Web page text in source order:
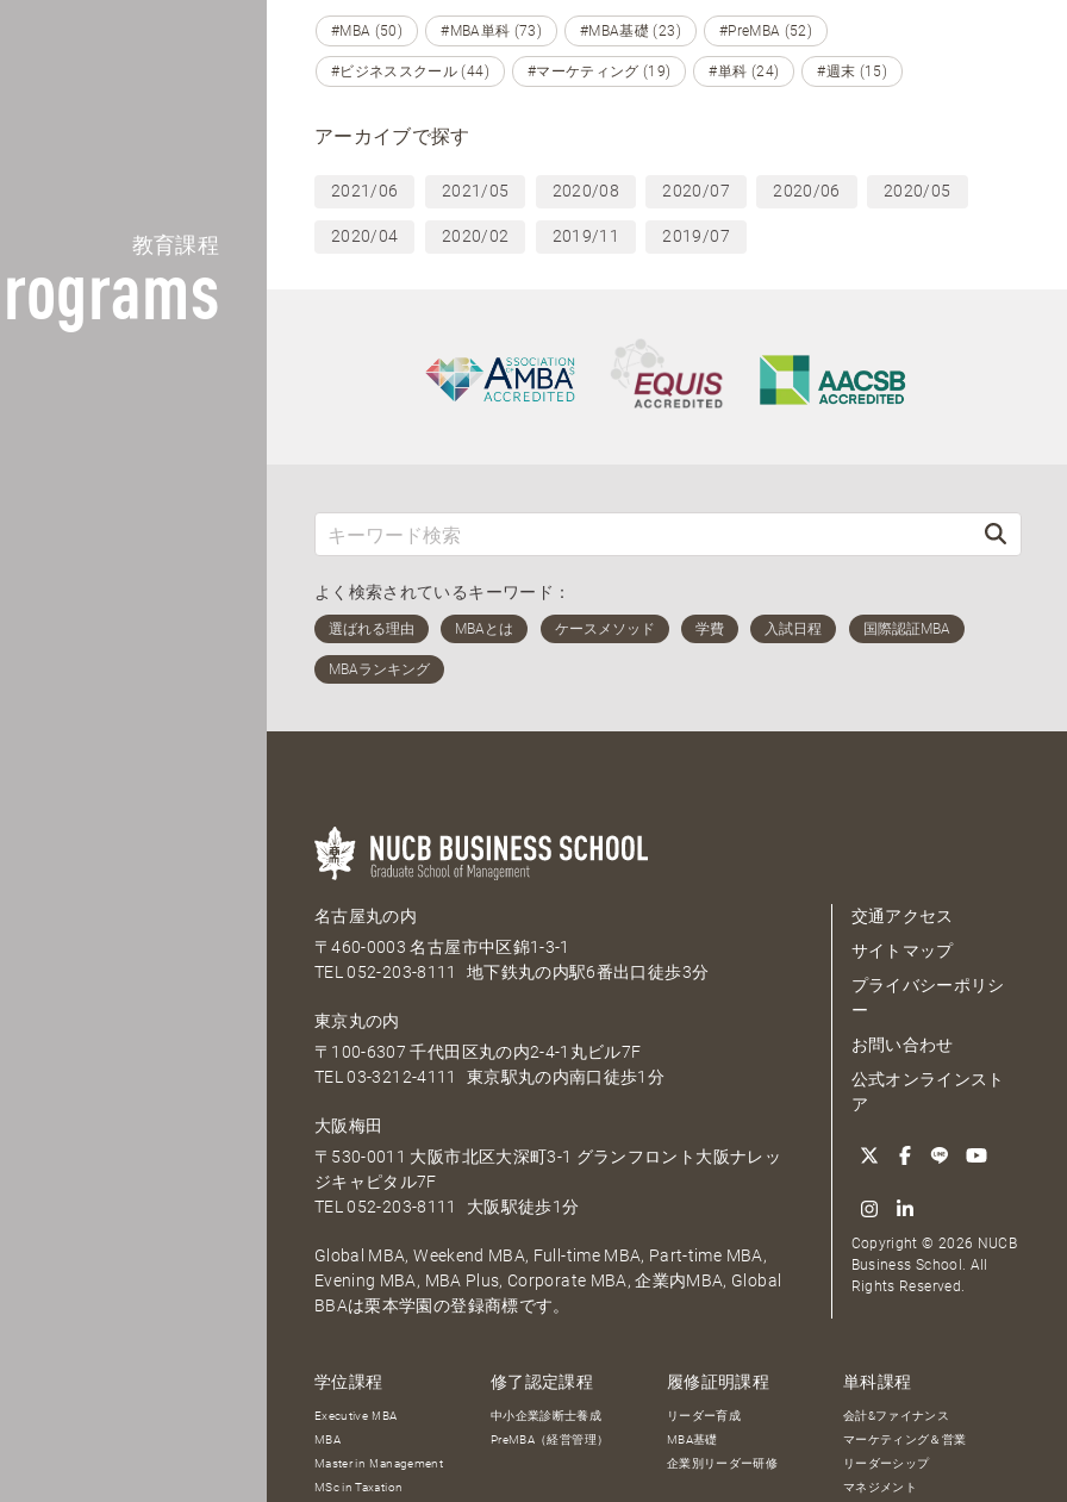
教育課程
#MBA (50) #MBA単科 (73) #MBA基礎 (23) #PreMBA (52)
#ビジネススクール (44) #マーケティング (19) #単科 (24) #週末 (15)
アーカイブで探す
2021/06 2021/05 2020/08 2020/07 2020/06 2020/05
2020/04 2020/02 2019/11 2019/07
よく検索されているキーワード：
名古屋丸の内
〒460-0003 名古屋市中区錦1-3-1
TEL052-203-8111 地下鉄丸の内駅6番出口徒歩3分
東京丸の内
〒100-6307 千代田区丸の内2-4-1丸ビル7F
TEL03-3212-4111 東京駅丸の内南口徒歩1分
大阪梅田
〒530-0011 大阪市北区大深町3-1 グランフロント大阪ナレッ
ジキャピタル7F
TEL052-203-8111 大阪駅徒歩1分
Global MBA, Weekend MBA, Full-time MBA, Part-time MBA,
Evening MBA, MBA Plus, Corporate MBA, 企業内MBA, Global
BBAは栗本学園の登録商標です。
交通アクセス
サイトマップ
プライバシーポリシ
ー
お問い合わせ
公式オンラインスト
ア
Copyright © 2026 NUCB
Business School. All
Rights Reserved.
学位課程
Executive MBA
MBA
Master in Management
MSc in Taxation
修了認定課程
中小企業診断士養成
PreMBA（経営管理）
履修証明課程
リーダー育成
MBA基礎
企業別リーダー研修
単科課程
会計&ファイナンス
マーケティング＆営業
リーダーシップ
マネジメント